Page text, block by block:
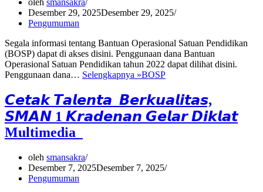
oleh smansakra
Desember 29, 2025Desember 29, 2025
Pengumuman
Segala informasi tentang Bantuan Operasional Satuan Pendidikan
(BOSP) dapat di akses disini. Penggunaan dana Bantuan
Operasional Satuan Pendidikan tahun 2022 dapat dilihat disini.
Penggunaan dana… Selengkapnya »BOSP
𝘾𝙚𝙩𝙖𝙠 𝙏𝙖𝙡𝙚𝙣𝙩𝙖 𝘽𝙚𝙧𝙠𝙪𝙖𝙡𝙞𝙩𝙖𝙨,
𝙎𝙈𝘼𝙉 1 𝙆𝙧𝙖𝙙𝙚𝙣𝙖𝙣 𝙂𝙚𝙡𝙖𝙧 𝘿𝙞𝙠𝙡𝙖𝙩
Multimedia
oleh smansakra
Desember 7, 2025Desember 7, 2025
Pengumuman